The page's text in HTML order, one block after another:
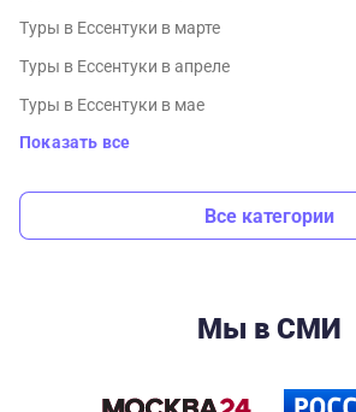
Туры в Ессентуки в марте
Туры в Ессентуки в апреле
Туры в Ессентуки в мае
Показать все
Все категории
Мы в СМИ